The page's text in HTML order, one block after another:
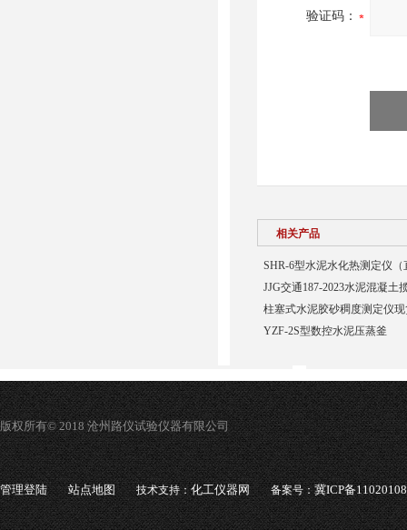
验证码：
相关产品
SHR-6型水泥水化热测定仪（
JJG交通187-2023水泥混凝土
柱塞式水泥胶砂稠度测定仪
YZF-2S型数控水泥压蒸釜
版权所有© 2018 沧州路仪试验仪器有限公司
管理登陆 站点地图 技术支持：化工仪器网 备案号：冀ICP备